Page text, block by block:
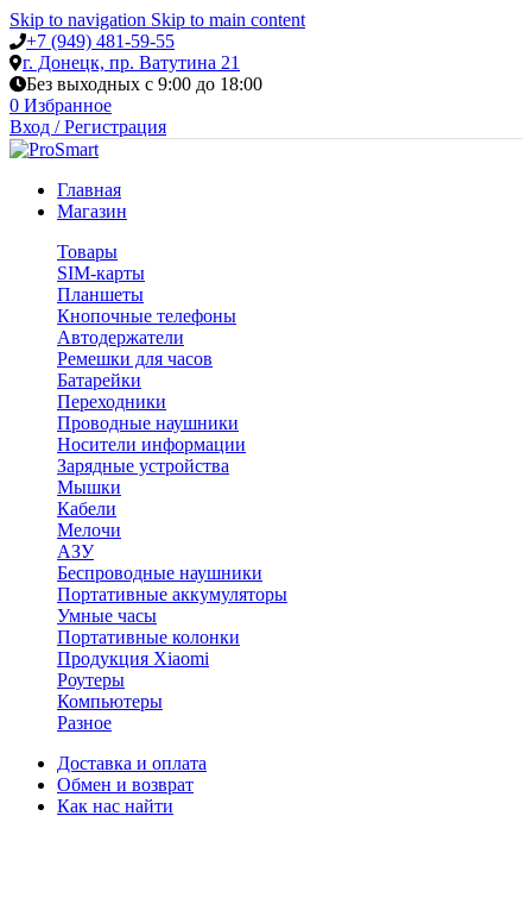
Skip to navigation Skip to main content
+7 (949) 481-59-55
г. Донецк, пр. Ватутина 21
Без выходных с 9:00 до 18:00
0 Избранное
Вход / Регистрация
Главная
Магазин
Товары
SIM-карты
Планшеты
Кнопочные телефоны
Автодержатели
Ремешки для часов
Батарейки
Переходники
Проводные наушники
Носители информации
Зарядные устройства
Мышки
Кабели
Мелочи
АЗУ
Беспроводные наушники
Портативные аккумуляторы
Умные часы
Портативные колонки
Продукция Xiaomi
Роутеры
Компьютеры
Разное
Доставка и оплата
Обмен и возврат
Как нас найти